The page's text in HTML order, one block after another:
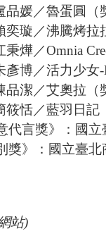
媛／魯蛋圓（
璇／沸騰烤拉
燁／Omnia
博／活力少女-
潔／艾奧拉（
恬／藍羽日記
言獎》：國
獎》：國立臺
站)